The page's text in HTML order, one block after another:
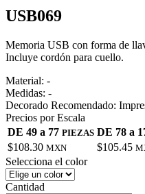
USB069
Memoria USB con forma de
Incluye cordón para cuello.
Material: -
Medidas: -
Decorado Recomendado:
Precios por Escala
DE 49 a 77 PIEZAS DE 78 a
$108.30 MXN $105.45
Selecciona el color
Cantidad